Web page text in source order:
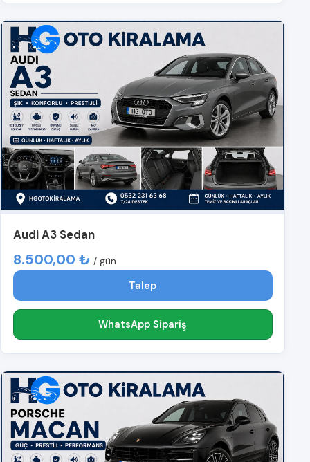
Audi A3 Sedan
8.500,00 ₺ / gün
Talep
WhatsApp Sipariş